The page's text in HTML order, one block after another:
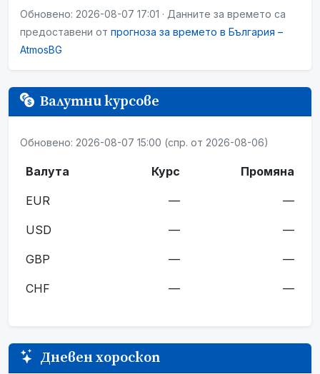
Обновено: 2026-08-07 17:01 · Данните за времето са
предоставени от прогноза за времето в България –
AtmosBG
Валутни курсове
Валута Курс Промяна
EUR — —
USD — —
GBP — —
CHF — —
Обновено: 2026-08-07 15:00 (спр. от 2026-08-06)
Дневен хороскоп